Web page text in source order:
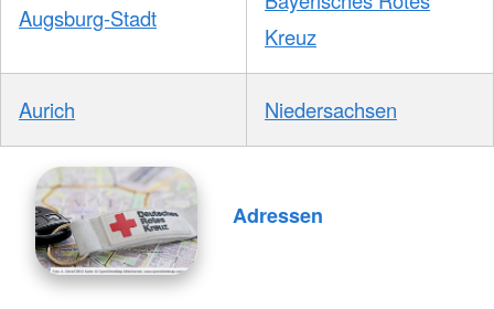
Augsburg-Stadt
Kreuz
Aurich Niedersachsen
Adressen